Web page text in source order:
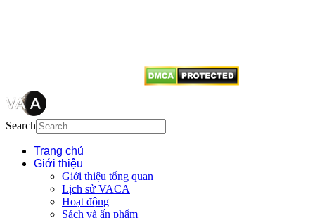
Search
Trang chủ
Giới thiệu
Giới thiệu tổng quan
Lịch sử VACA
Hoạt động
Sách và ấn phẩm